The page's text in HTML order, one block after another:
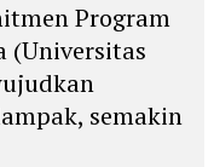
Program
(Universitas
semakin